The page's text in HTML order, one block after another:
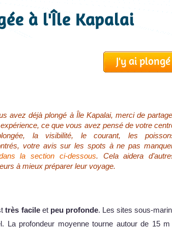
à l'Île Kapalai
J'y ai
avez déjà plongé à Île Kapalai, merci de
ce que vous avez pensé de votre
la visibilité, le courant, les
votre avis sur les spots à ne pas
la section ci-dessous. Cela aidera
à mieux préparer leur voyage.
très facileet peu profonde. Les sites sous-
La profondeur moyenne tourne autour de 15